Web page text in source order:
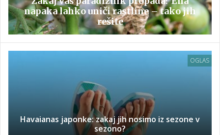
napaka lahko uniči rastline – tako jih
rešite
OGLAS
Havaianas japonke: zakaj jih nosimo iz sezone v
sezono?